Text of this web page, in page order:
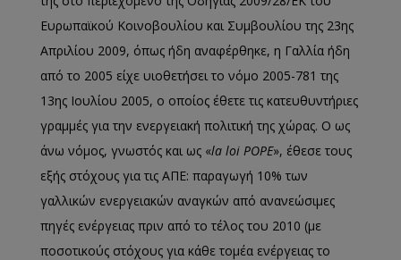
Ευρωπαϊκού Κοινοβουλίου και Συμβουλίου της 23ης
Απριλίου 2009, όπως ήδη αναφέρθηκε, η Γαλλία ήδη
από το 2005 είχε υιοθετήσει το νόμο 2005-781 της
13ης Ιουλίου 2005, ο οποίος έθετε τις κατευθυντήριες
γραμμές για την ενεργειακή πολιτική της χώρας. Ο ως
άνω νόμος, γνωστός και ως «la loi POPE», έθεσε τους
εξής στόχους για τις ΑΠΕ: παραγωγή 10% των
γαλλικών ενεργειακών αναγκών από ανανεώσιμες
πηγές ενέργειας πριν από το τέλος του 2010 (με
ποσοτικούς στόχους για κάθε τομέα ενέργειας το